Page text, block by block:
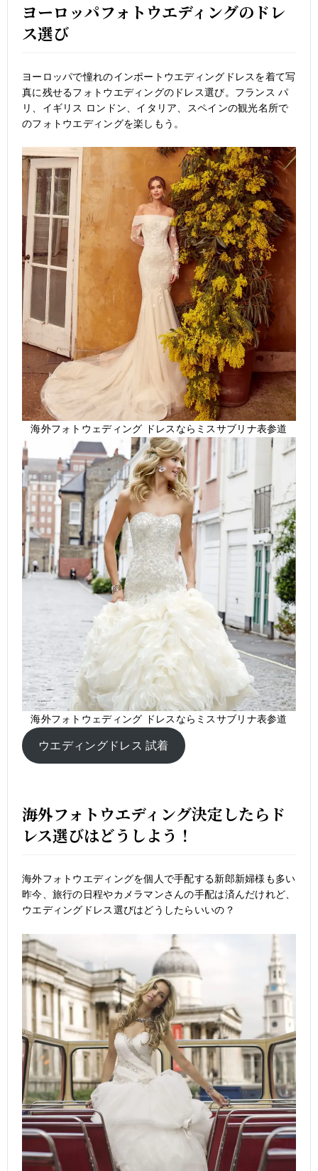
ヨーロッパフォトウエディングのドレ
ス選び
ヨーロッパで憧れのインポートウエディングドレスを着て写
真に残せるフォトウエディングのドレス選び。フランス パ
リ、イギリス ロンドン、イタリア、スペインの観光名所で
のフォトウエディングを楽しもう。
海外フォトウェディング ドレスならミスサブリナ表参道
海外フォトウェディング ドレスならミスサブリナ表参道
ウエディングドレス 試着
海外フォトウエディング決定したらド
レス選びはどうしよう！
海外フォトウエディングを個人で手配する新郎新婦様も多い
昨今、旅行の日程やカメラマンさんの手配は済んだけれど、
ウエディングドレス選びはどうしたらいいの？